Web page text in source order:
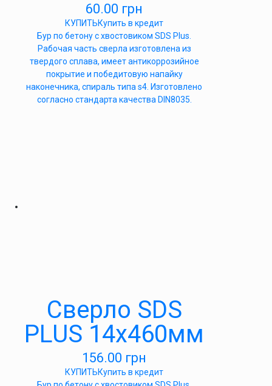
60.00 грн
КУПИТЬКупить в кредит
Бур по бетону с хвостовиком SDS Plus.
Рабочая часть сверла изготовлена из
твердого сплава, имеет антикоррозийное
покрытие и победитовую напайку
наконечника, спираль типа s4. Изготовлено
согласно стандарта качества DIN8035.
Сверло SDS
PLUS 14х460мм
156.00 грн
КУПИТЬКупить в кредит